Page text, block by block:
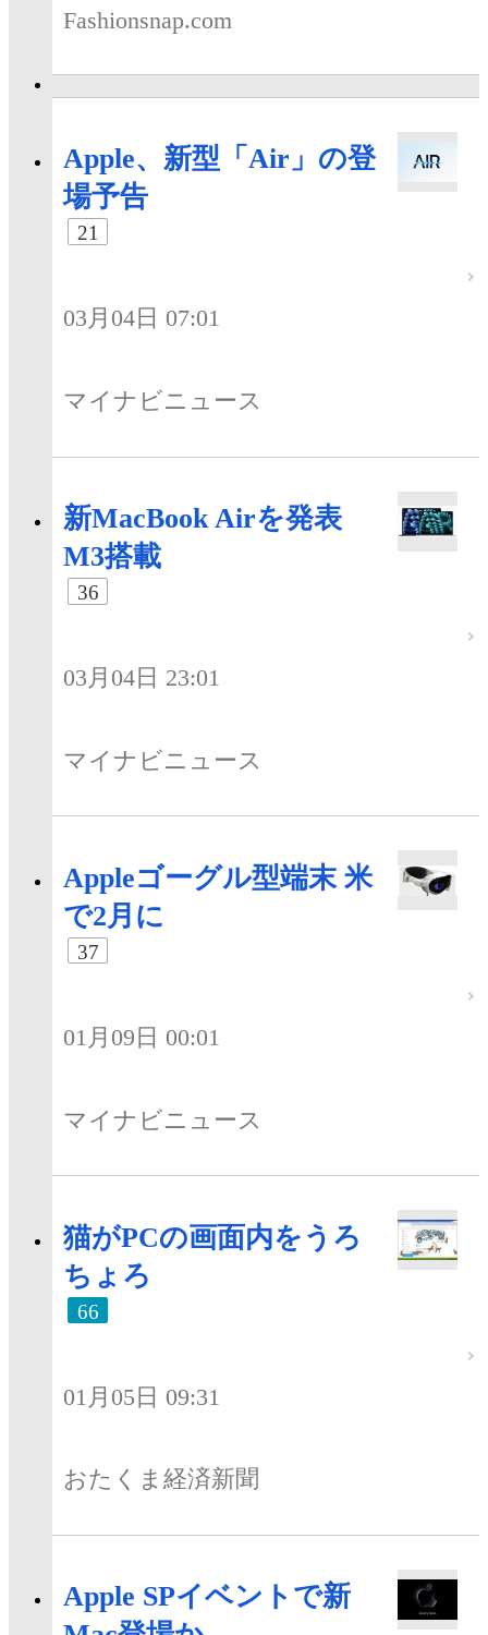
Fashionsnap.com
Apple、新型「Air」の登
場予告
21
03月04日 07:01
マイナビニュース
新MacBook Airを発表
M3搭載
36
03月04日 23:01
マイナビニュース
Appleゴーグル型端末 米
で2月に
37
01月09日 00:01
マイナビニュース
猫がPCの画面内をうろ
ちょろ
66
01月05日 09:31
おたくま経済新聞
Apple SPイベントで新